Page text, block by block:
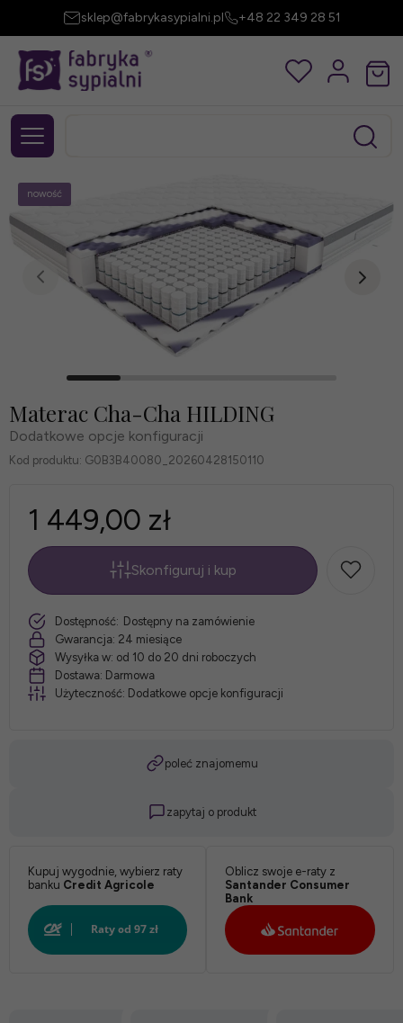
sklep@fabrykasypialni.pl +48 22 349 28 51
nowość
Materac Cha-Cha HILDING
Dodatkowe opcje konfiguracji
Kod produktu: G0B3B40080_20260428150110
1 449,00 zł
*Rozmiar
materaca:
*
szt.
Skonfiguruj i kup
Dostępność: Dostępny na zamówienie
Gwarancja: 24 miesiące
Wysyłka w: od 10 do 20 dni roboczych
Dostawa: Darmowa
Użyteczność: Dodatkowe opcje konfiguracji
poleć znajomemu
zapytaj o produkt
Kupuj wygodnie, wybierz raty
banku Credit Agricole
Oblicz swoje e-raty z
Santander Consumer
Bank